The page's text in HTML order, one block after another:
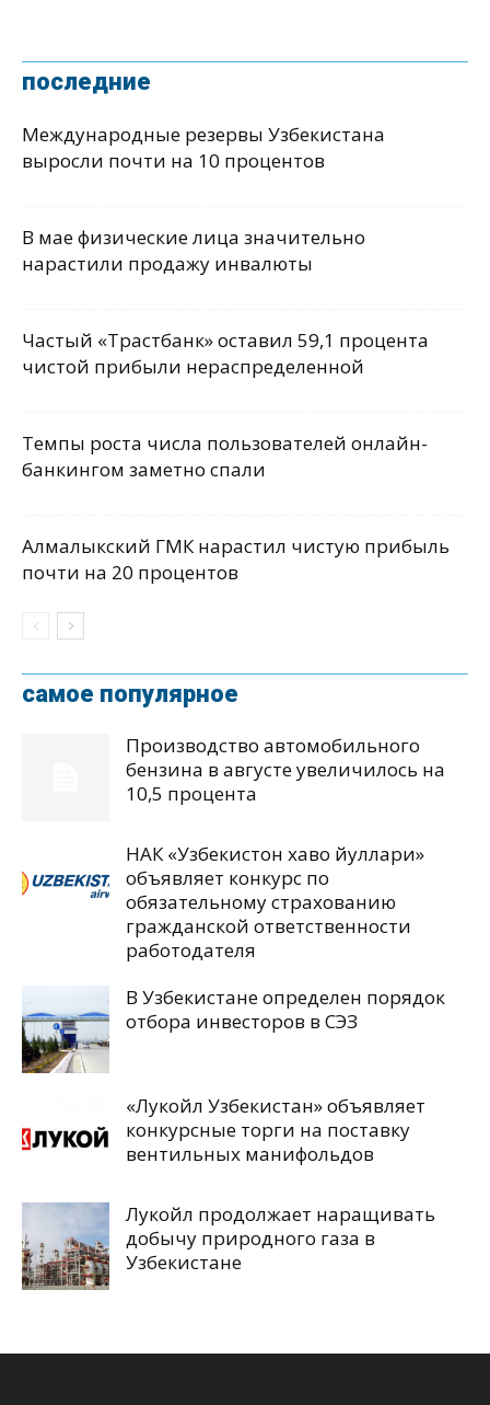
последние
Международные резервы Узбекистана
выросли почти на 10 процентов
В мае физические лица значительно
нарастили продажу инвалюты
Частый «Трастбанк» оставил 59,1 процента
чистой прибыли нераспределенной
Темпы роста числа пользователей онлайн-
банкингом заметно спали
Алмалыкский ГМК нарастил чистую прибыль
почти на 20 процентов
самое популярное
Производство автомобильного
бензина в августе увеличилось на
10,5 процента
НАК «Узбекистон хаво йуллари»
объявляет конкурс по
обязательному страхованию
гражданской ответственности
работодателя
В Узбекистане определен порядок
отбора инвесторов в СЭЗ
«Лукойл Узбекистан» объявляет
конкурсные торги на поставку
вентильных манифольдов
Лукойл продолжает наращивать
добычу природного газа в
Узбекистане